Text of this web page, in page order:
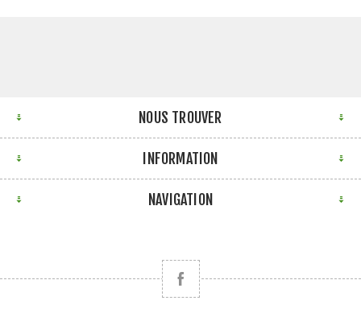
NOUS TROUVER
INFORMATION
NAVIGATION